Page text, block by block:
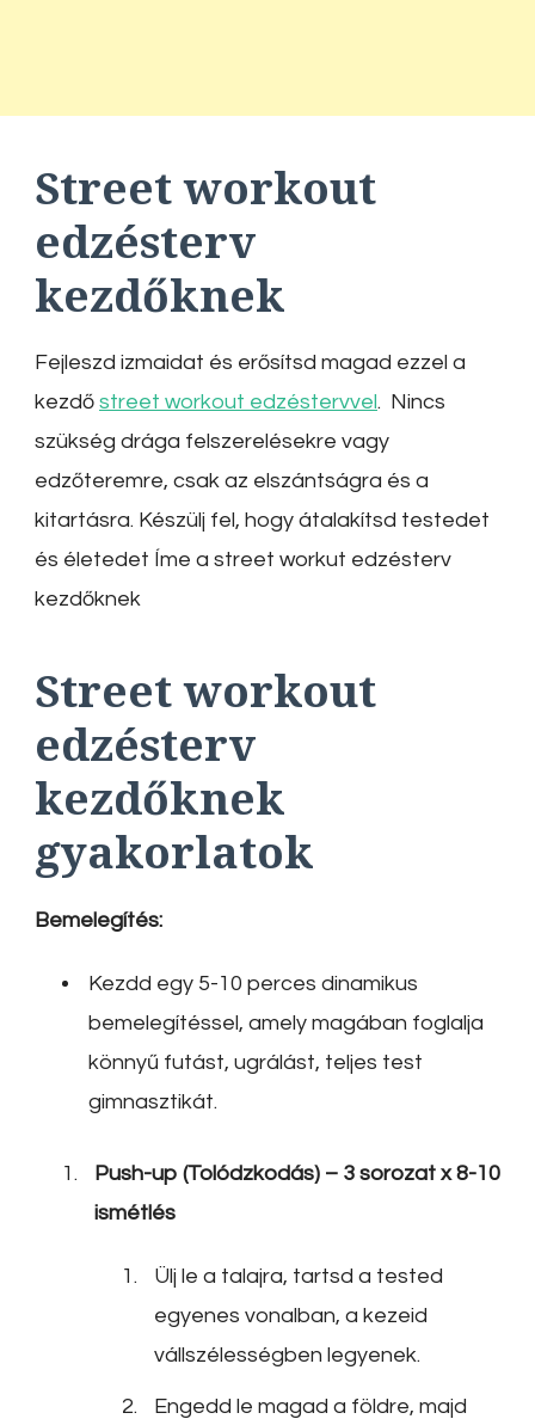
Street workout
edzésterv
kezdőknek
Fejleszd izmaidat és erősítsd magad ezzel a
kezdő street workout edzéstervvel. Nincs
szükség drága felszerelésekre vagy
edzőteremre, csak az elszántságra és a
kitartásra. Készülj fel, hogy átalakítsd testedet
és életedet Íme a street workut edzésterv
kezdőknek
Street workout
edzésterv
kezdőknek
gyakorlatok
Bemelegítés:
Kezdd egy 5-10 perces dinamikus
bemelegítéssel, amely magában foglalja
könnyű futást, ugrálást, teljes test
gimnasztikát.
Push-up (Tolódzkodás) – 3 sorozat x 8-10
ismétlés
Ülj le a talajra, tartsd a tested
egyenes vonalban, a kezeid
vállszélességben legyenek.
Engedd le magad a földre, majd